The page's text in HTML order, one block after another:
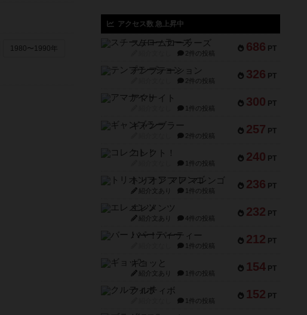
1980〜1990年
アクセス数 急上昇中
686 PT
スチームローラーズ
2件の投稿
326 PT
テンプテーション
2件の投稿
300 PT
アマナイト
1件の投稿
257 PT
ギャンブラー
2件の投稿
240 PT
コレクト！
1件の投稿
236 PT
トリオンフ ア マレンゴ
紹介文あり 1件の投稿
232 PT
エレメンツ
紹介文あり 4件の投稿
212 PT
バー！パーティー
1件の投稿
154 PT
ギョッと
紹介文あり 1件の投稿
152 PT
クルティボ
1件の投稿